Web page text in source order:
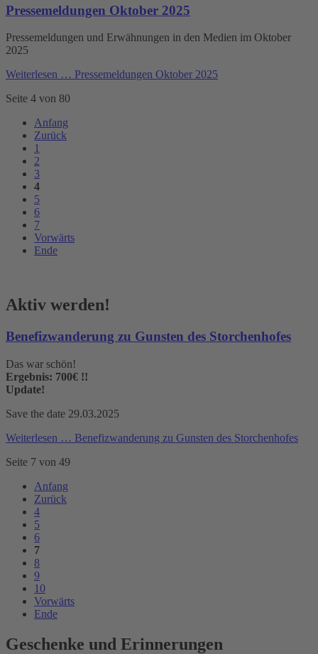
Pressemeldungen Oktober 2025
Pressemeldungen und Erwähnungen in den Medien im Oktober
2025
Weiterlesen … Pressemeldungen Oktober 2025
Seite 4 von 80
Anfang
Zurück
1
2
3
4
5
6
7
Vorwärts
Ende
Aktiv werden!
Benefizwanderung zu Gunsten des Storchenhofes
Das war schön!
Ergebnis: 700€ !!
Update!
Save the date 29.03.2025
Weiterlesen … Benefizwanderung zu Gunsten des Storchenhofes
Seite 7 von 49
Anfang
Zurück
4
5
6
7
8
9
10
Vorwärts
Ende
Geschenke und Erinnerungen